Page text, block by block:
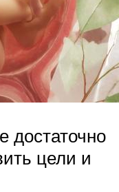
достаточно
цели и